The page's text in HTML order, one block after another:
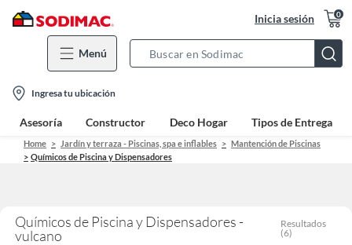
Inicia sesión 0
Menú
Bar
location-
icon
Ingresa tu ubicación
Asesoría Constructor Deco Hogar Tipos de Entrega
Home Jardín y terraza - Piscinas, spa e inflables
Mantención de Piscinas
Químicos de Piscina y Dispensadores
Químicos de Piscina y Dispensadores -
vulcano
Resultados
(6)